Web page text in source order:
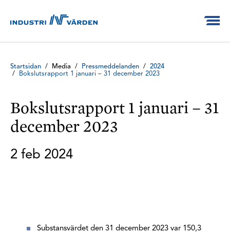
Startsidan / Media / Pressmeddelanden /
2024
/
Bokslutsrapport 1 januari – 31 december 2023
Bokslutsrapport 1 januari – 31
december 2023
2 feb 2024
Substansvärdet den 31 december 2023 var 150,3